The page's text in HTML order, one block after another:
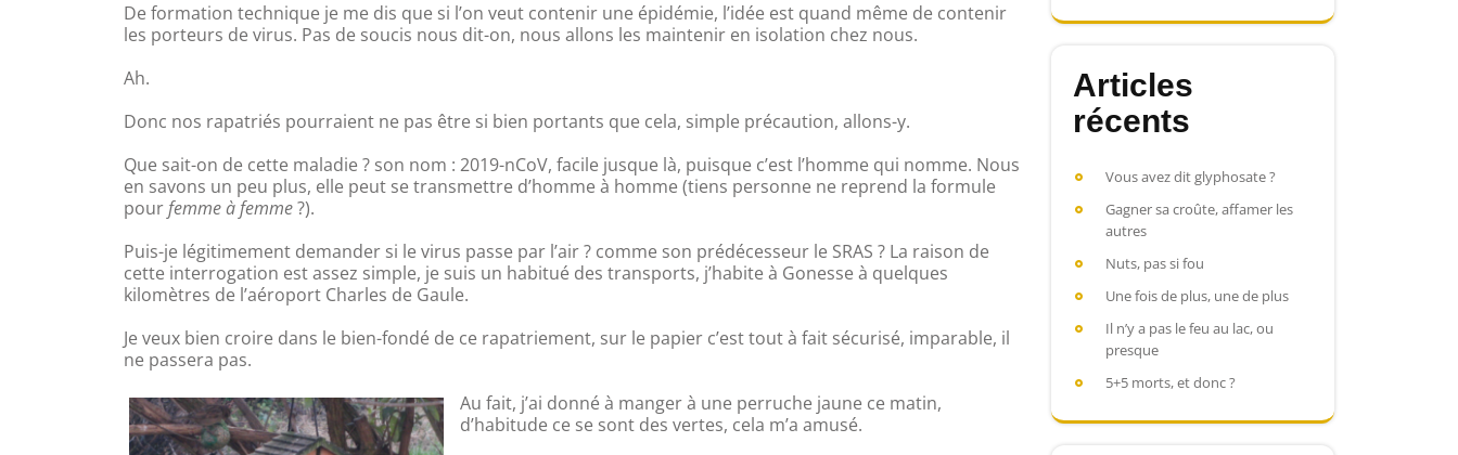
De formation technique je me dis que si l’on veut contenir une épidémie, l’idée est quand même de contenir
les porteurs de virus. Pas de soucis nous dit-on, nous allons les maintenir en isolation chez nous.
Ah.
Donc nos rapatriés pourraient ne pas être si bien portants que cela, simple précaution, allons-y.
Que sait-on de cette maladie ? son nom : 2019-nCoV, facile jusque là, puisque c’est l’homme qui nomme. Nous
en savons un peu plus, elle peut se transmettre d’homme à homme (tiens personne ne reprend la formule
pourfemme à femme?).
Puis-je légitimement demander si le virus passe par l’air ? comme son prédécesseur le SRAS ? La raison de
cette interrogation est assez simple, je suis un habitué des transports, j’habite à Gonesse à quelques
kilomètres de l’aéroport Charles de Gaule.
Je veux bien croire dans le bien-fondé de ce rapatriement, sur le papier c’est tout à fait sécurisé, imparable, il
ne passera pas.
Au fait, j’ai donné à manger à une perruche jaune ce matin,
d’habitude ce se sont des vertes, cela m’a amusé.
Articles
récents
Vous avez dit glyphosate ?
Gagner sa croûte, affamer les
autres
Nuts, pas si fou
Une fois de plus, une de plus
Il n’y a pas le feu au lac, ou
presque
5+5 morts, et donc ?